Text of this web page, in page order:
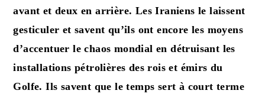
avant et deux en arrière. Les Iraniens le laissent
gesticuler et savent qu’ils ont encore les moyens
d’accentuer le chaos mondial en détruisant les
installations pétrolières des rois et émirs du
Golfe. Ils savent que le temps sert à court terme